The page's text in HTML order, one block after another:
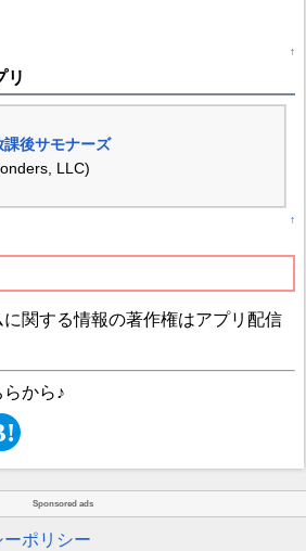
↑
リ
課後サモナーズ
LLC)
↑
関する情報の著作権はアプリ配信
から♪
Sponsored ads
ポリシー